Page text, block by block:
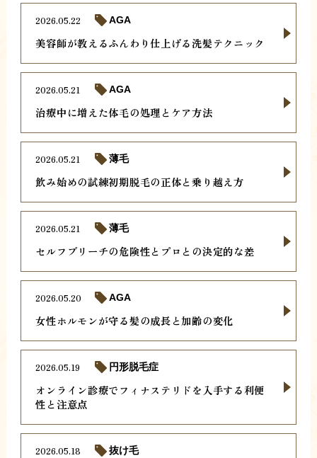
美容師が教えるふんわり仕上げる洗髪テクニック
2026.05.22 AGA
治療中に増えた体毛の処理とケア方法
2026.05.21 AGA
飲み始めの試練初期脱毛の正体と乗り越え方
2026.05.21 薄毛
セルフブリーチの危険性とプロとの決定的な差
2026.05.21 薄毛
女性ホルモンが守る髪の成長と加齢の変化
2026.05.20 AGA
オンライン診療でフィナステリドを入手する利便
性と注意点
2026.05.19 円形脱毛症
2026.05.18 抜け毛